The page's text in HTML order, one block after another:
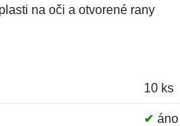
na oči a otvorené rany
10 ks
✔ áno